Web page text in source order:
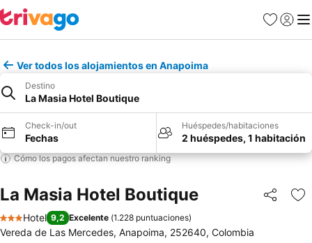
Favoritos
Iniciar
Ver todos los alojamientos en Anapoima
Destino
La Masia Hotel Boutique
Check-in/out
Fechas
Huéspedes/habitaciones
2 huéspedes, 1 habitación
Cómo los pagos afectan nuestro ranking
La Masia Hotel Boutique Compartir
3 Estrellas
Hotel 9,2 Excelente (1.228 puntuaciones)
Vereda de Las Mercedes, Anapoima, 252640, Colombia